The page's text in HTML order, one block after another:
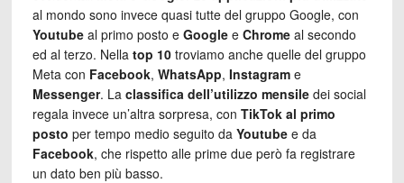
al mondo sono invece quasi tutte del gruppo Google, con
Youtubeal primo posto e Googlee Chromeal secondo
ed al terzo. Nella top 10troviamo anche quelle del gruppo
Meta con Facebook, WhatsApp, Instagrame
Messenger. La classifica dell’utilizzo mensiledei social
regala invece un’altra sorpresa, con TikTok al primo
posto per tempo medio seguito da Youtubee da
Facebook, che rispetto alle prime due però fa registrare
un dato ben più basso.